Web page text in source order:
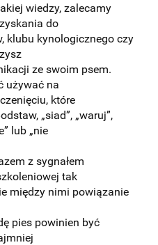
wiedzy, zalecamy
do
klubu kynologicznego czy
ze swoim psem.
używać na
które
„siad”, „waruj”,
lub „nie
z sygnałem
tak
między nimi powiązanie
pies powinien być